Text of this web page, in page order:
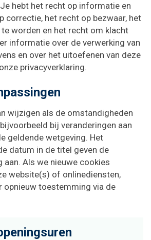
hebt het recht op informatie en
correctie, het recht op bezwaar, het
worden en het recht om klacht
informatie over de verwerking van
en over het uitoefenen van deze
privacyverklaring.
wijzigen als de omstandigheden
bij veranderingen aan
geldende wetgeving. Het
datum in de titel geven de
Als we nieuwe cookies
website(s) of onlinediensten,
opnieuw toestemming via de